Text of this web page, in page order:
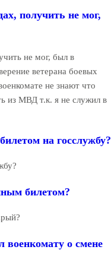
получить не мог,
не мог, был в
ветерана боевых
не знают что
из МВД т.к. я не служил в
на госслужбу?
билетом?
военкомату о смене